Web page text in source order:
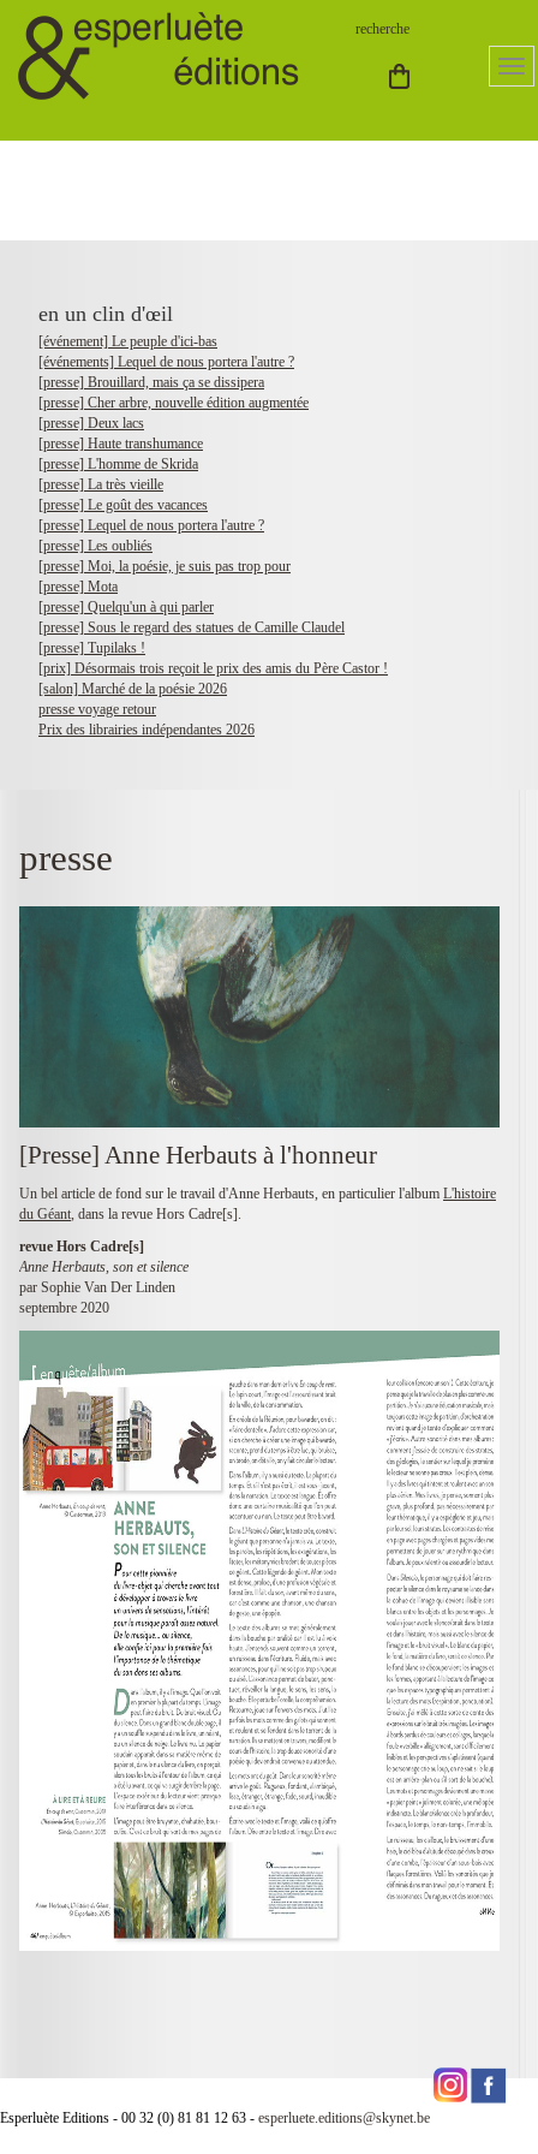
en un clin d'œil
[événement] Le peuple d'ici-bas
[événements] Lequel de nous portera l'autre ?
[presse] Brouillard, mais ça se dissipera
[presse] Cher arbre, nouvelle édition augmentée
[presse] Deux lacs
[presse] Haute transhumance
[presse] L'homme de Skrida
[presse] La très vieille
[presse] Le goût des vacances
[presse] Lequel de nous portera l'autre ?
[presse] Les oubliés
[presse] Moi, la poésie, je suis pas trop pour
[presse] Mota
[presse] Quelqu'un à qui parler
[presse] Sous le regard des statues de Camille Claudel
[presse] Tupilaks !
[prix] Désormais trois reçoit le prix des amis du Père Castor !
[salon] Marché de la poésie 2026
presse voyage retour
Prix des librairies indépendantes 2026
presse
[Presse] Anne Herbauts à l'honneur
Un bel article de fond sur le travail d'Anne Herbauts, en particulier l'album L'histoire
du Géant , dans la revue Hors Cadre[s].
revue Hors Cadre[s]
Anne Herbauts, son et silence
par Sophie Van Der Linden
septembre 2020
Esperluète Editions - 00 32 (0) 81 81 12 63 - esperluete.editions@skynet.be